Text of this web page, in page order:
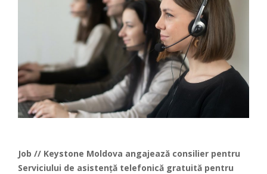
Job // Keystone Moldova angajează consilier pentru
Serviciului de asistență telefonică gratuită pentru